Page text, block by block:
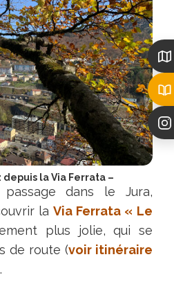
depuis la Via Ferrata –
dans le Jura,
laVia Ferrata « Le
plus jolie, qui se
de route (voir itinéraire